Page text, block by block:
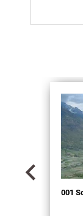
001
